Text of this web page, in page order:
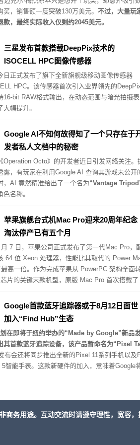
买，销售额一度突破130万美元。 不过，大量玩
款，最终实际收入仅剩约2045美元。
三星发布首款搭载DeepPix技术的
ISOCELL HPC图像传感器
日正式发布了旗下全新旗舰级移动图像传感器
HPC。该传感器首次引入业界领先的
16-bit RAW格式输出，在动态范围与暗光拍摄表
幅提升。
Google AI不知何故得知了一个只存在于
发者私人文档中的秘密
Operation Octo》的开发者近日引发网络关注。
露，有玩家在利用Google AI 查询其游戏未公开
，AI 竟然精准给出了一个名为“Vantage
名称。
苹果旗舰台式机Mac Pro迎来20周年纪念
淘汰停产已有五个月
7 日，苹果公司正式发布了第一代Mac Pro，
64 位 Xeon 处理器，性能比其取代的 Power
高一倍。作为完成苹果从 PowerPC 架构全面
片的关键末款机型，原版 Mac Pro 首次搭载了
Google首款蓝牙追踪器或于8月12日面世
加入“Find Hub”生态
在即将于纽约举办的“Made by Google”新品
其首款蓝牙追踪设备，该产品暂命名为“Pixel
布会还将同步推出全新的Pixel 11系列手机以及
智能手表。这款新硬件的加入，意味着Google
务用途。互动交流时请遵守理性，宽容，